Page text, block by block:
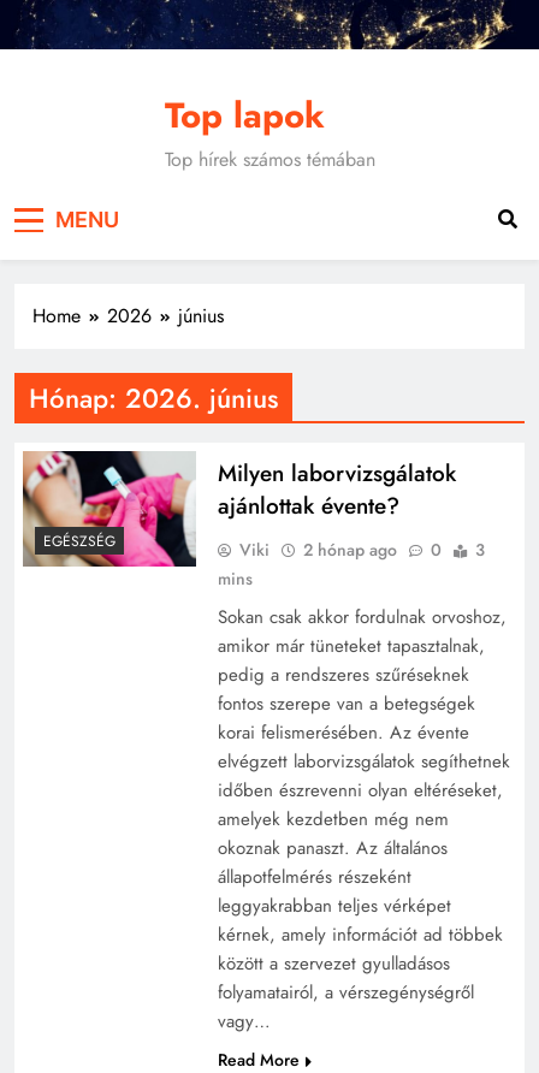
Skip
Top lapok
Top hírek számos témában
MENU
Home 2026 június
Hónap: 2026. június
EGÉSZSÉG
Milyen laborvizsgálatok
ajánlottak évente?
Viki 2 hónap ago 0
3
mins
Sokan csak akkor fordulnak orvoshoz,
amikor már tüneteket tapasztalnak,
pedig a rendszeres szűréseknek
fontos szerepe van a betegségek
korai felismerésében. Az évente
elvégzett laborvizsgálatok segíthetnek
időben észrevenni olyan eltéréseket,
amelyek kezdetben még nem
okoznak panaszt. Az általános
állapotfelmérés részeként
leggyakrabban teljes vérképet
kérnek, amely információt ad többek
között a szervezet gyulladásos
folyamatairól, a vérszegénységről
vagy…
Read More